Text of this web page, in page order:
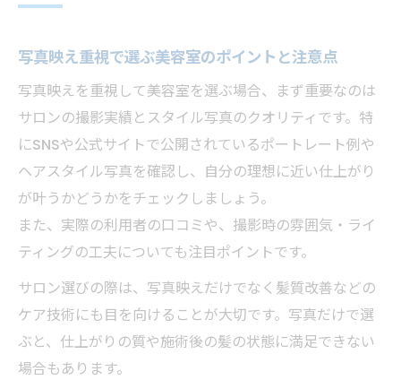
写真映え重視で選ぶ美容室のポイントと注意点
写真映えを重視して美容室を選ぶ場合、まず重要なのは
サロンの撮影実績とスタイル写真のクオリティです。特
にSNSや公式サイトで公開されているポートレート例や
ヘアスタイル写真を確認し、自分の理想に近い仕上がり
が叶うかどうかをチェックしましょう。
また、実際の利用者の口コミや、撮影時の雰囲気・ライ
ティングの工夫についても注目ポイントです。
サロン選びの際は、写真映えだけでなく髪質改善などの
ケア技術にも目を向けることが大切です。写真だけで選
ぶと、仕上がりの質や施術後の髪の状態に満足できない
場合もあります。